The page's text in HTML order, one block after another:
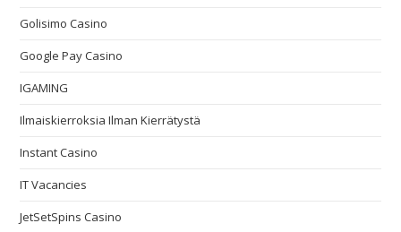
Golisimo Casino
Google Pay Casino
IGAMING
Ilmaiskierroksia Ilman Kierrätystä
Instant Casino
IT Vacancies
JetSetSpins Casino